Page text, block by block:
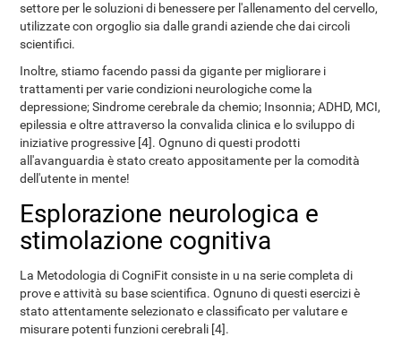
settore per le soluzioni di benessere per l'allenamento del cervello,
utilizzate con orgoglio sia dalle grandi aziende che dai circoli
scientifici.
Inoltre, stiamo facendo passi da gigante per migliorare i
trattamenti per varie condizioni neurologiche come la
depressione; Sindrome cerebrale da chemio; Insonnia; ADHD, MCI,
epilessia e oltre attraverso la convalida clinica e lo sviluppo di
iniziative progressive [4]. Ognuno di questi prodotti
all'avanguardia è stato creato appositamente per la comodità
dell'utente in mente!
Esplorazione neurologica e
stimolazione cognitiva
La Metodologia di CogniFit consiste in u na serie completa di
prove e attività su base scientifica. Ognuno di questi esercizi è
stato attentamente selezionato e classificato per valutare e
misurare potenti funzioni cerebrali [4].